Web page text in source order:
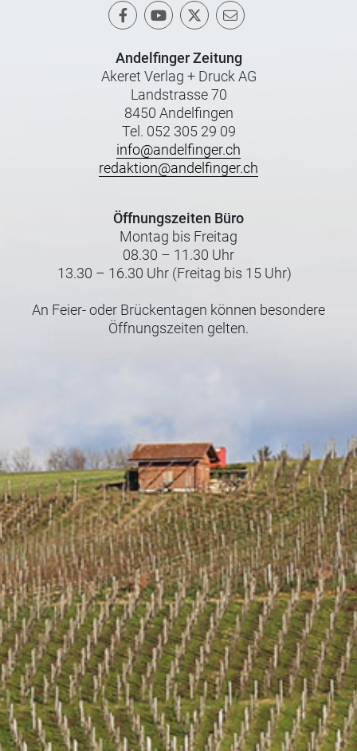
Andelfinger Zeitung
Akeret Verlag + Druck AG
Landstrasse 70
8450 Andelfingen
Tel. 052 305 29 09
info@andelfinger.ch
redaktion@andelfinger.ch
Öffnungszeiten Büro
Montag bis Freitag
08.30 – 11.30 Uhr
13.30 – 16.30 Uhr (Freitag bis 15 Uhr)
An Feier- oder Brückentagen können besondere
Öffnungszeiten gelten.